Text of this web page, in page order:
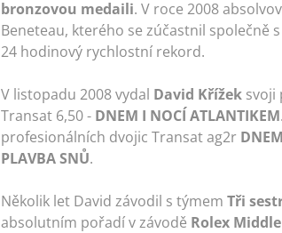
bronzovou medaili. V roce 2008
Beneteau, kterého se zúčastnil společně s
24 hodinový rychlostní rekord.
V listopadu 2008 vydal David Křížek svoji
Transat 6,50 - DNEM I NOCÍ ATLANTIKEM
profesionálních dvojic Transat ag2r
PLAVBA SNŮ.
Několik let David závodil s týmem Tři
absolutním pořadí v závodě Rolex